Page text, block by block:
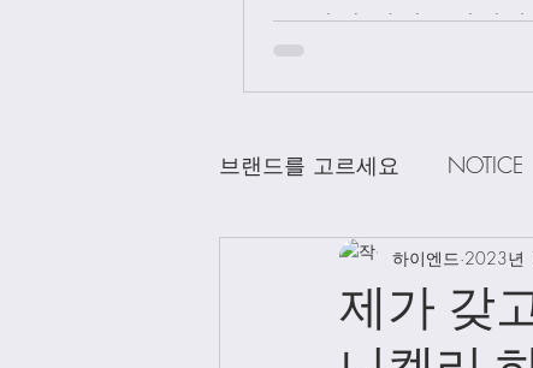
급 차이 알려드립니
브랜드를 고르세요 NOTICE
CHANEL DELVAUX
LV Loro
제가 갖
하이엔드 2023년